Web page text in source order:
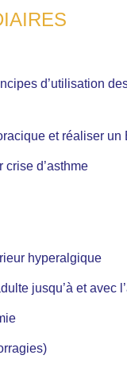
d’utilisation
et réaliser un
d’asthme
hyperalgique
jusqu’à et avec